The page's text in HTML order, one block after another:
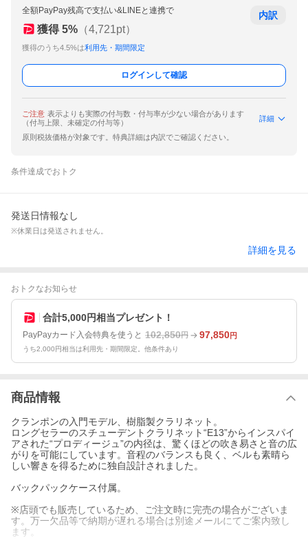
全額PayPay残高で支払い&LINEと連携で
獲得 5% （4,721pt）
獲得のうち4.5%は利用先・期間限定
内訳
ログインして確認
ご注意 表示よりも実際の付与数・付与率が少ない場合があります
（付与上限、未確定の付与等）
詳細
原則税抜価格が対象です。特典詳細は内訳でご確認ください。
条件達成でおトク
発送日情報なし
※休業日は発送されません。
詳細を見る
おトクなお知らせ
合計5,000円相当プレゼント！
PayPayカード入会特典を使うと 102,850円 97,850円
うち2,000円相当は利用先・期間限定。他条件あり
商品情報
クランポンの入門モデル、樹脂製クラリネット。
ロングセラーのスチューデントクラリネット“E13”からインスパイ
アされた“プロディージュ”の内径は、驚くほどの吹き易さと音の広
がりを可能にしています。音程のバランスも良く、ベルも素晴ら
しい響きを得るために独自設計されました。
バックパックケース付属。
※店頭でも販売しているため、ご注文時に完売の場合がございま
す。万一欠品等で納期が遅れる場合は別途メールにてご案内致し
ます。